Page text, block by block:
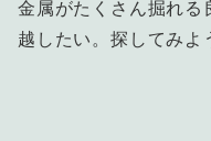
金属がたくさん掘れる
越したい。探してみよ